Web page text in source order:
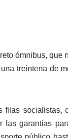
ómnibus, que
treintena de
filas socialistas,
las garantías